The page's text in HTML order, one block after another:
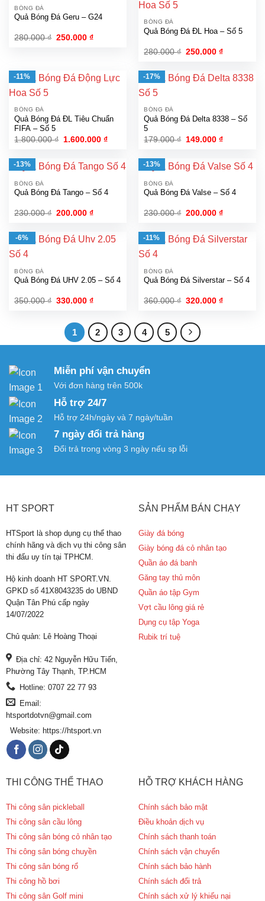
BÓNG ĐÁ
Quả Bóng Đá Geru – G24
280.000₫ Giá
250.000₫Giá
BÓNG ĐÁ
Quả Bóng Đá ĐL Hoa – Số 5
280.000₫ Giá
280.000 ₫.
250.000₫Giá
là:
250.000 ₫.
-11%
BÓNG ĐÁ
Quả Bóng Đá ĐL Tiêu Chuẩn
FIFA – Số 5
1.800.000₫ Giá
1.800.000 ₫.
1.600.000₫Giá
là:
1.600.000 ₫.
-17%
BÓNG ĐÁ
Quả Bóng Đá Delta 8338 – Số
5
179.000₫ Giá
179.000 ₫.
149.000₫Giá
là:
149.000 ₫.
-13%
BÓNG ĐÁ
Quả Bóng Đá Tango – Số 4
230.000₫ Giá
230.000 ₫.
200.000₫Giá
là:
200.000 ₫.
-13%
BÓNG ĐÁ
Quả Bóng Đá Valse – Số 4
230.000₫ Giá
230.000 ₫.
200.000₫Giá
là:
200.000 ₫.
-6%
BÓNG ĐÁ
Quả Bóng Đá UHV 2.05 – Số 4
350.000₫ Giá
350.000 ₫.
330.000₫Giá
là:
330.000 ₫.
-11%
BÓNG ĐÁ
Quả Bóng Đá Silverstar – Số 4
360.000₫ Giá
360.000 ₫.
320.000₫Giá
1 2 3 4 5
Miễn phí vận chuyển
Với đơn hàng trên 500k
Hỗ trợ 24/7
Hỗ trợ 24h/ngày và 7 ngày/tuần
7 ngày đổi trả hàng
Đổi trả trong vòng 3 ngày nếu sp lỗi
HT SPORT
HTSport là shop dụng cụ thể thao
chính hãng và dịch vụ thi công sân
thi đấu uy tín tại TPHCM.
Hộ kinh doanh HT SPORT.VN.
GPKD số 41X8043235 do UBND
Quận Tân Phú cấp ngày
14/07/2022
Chủ quản: Lê Hoàng Thoại
Địa chỉ: 42 Nguyễn Hữu Tiến,
Phường Tây Thạnh, TP.HCM
Hotline: 0707 22 77 93
Email:
htsportdotvn@gmail.com
Website: https://htsport.vn
SẢN PHẨM BÁN CHẠY
Giày đá bóng
Giày bóng đá cỏ nhân tạo
Quần áo đá banh
Găng tay thủ môn
Quần áo tập Gym
Vợt cầu lông giá rẻ
Dụng cụ tập Yoga
Rubik trí tuệ
THI CÔNG THỂ THAO
Thi công sân pickleball
Thi công sân cầu lông
Thi công sân bóng cỏ nhân tạo
Thi công sân bóng chuyền
Thi công sân bóng rổ
Thi công hồ bơi
Thi công sân Golf mini
HỖ TRỢ KHÁCH HÀNG
Chính sách bảo mật
Điều khoản dịch vụ
Chính sách thanh toán
Chính sách vận chuyển
Chính sách bảo hành
Chính sách đổi trả
Chính sách xử lý khiếu nại